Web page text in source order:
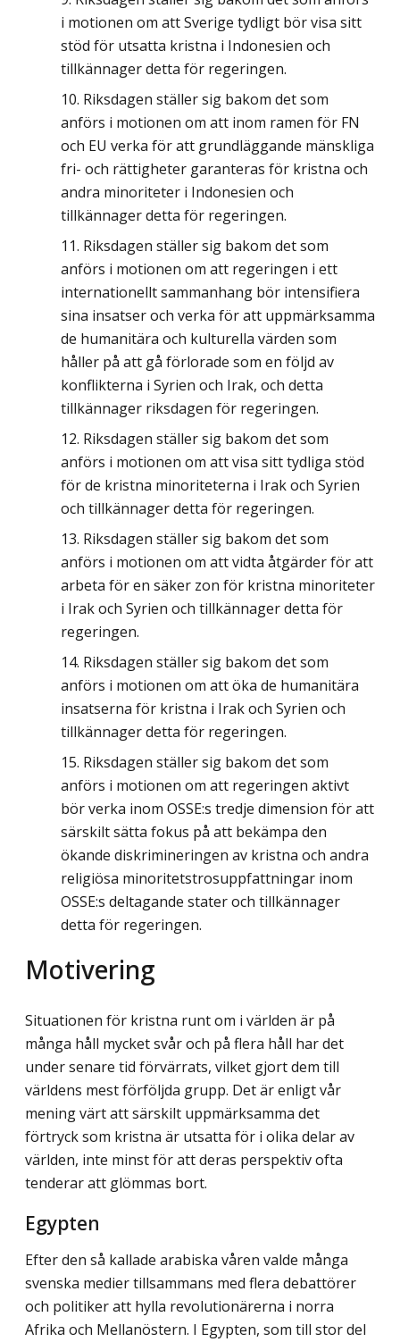
i motionen om att Sverige tydligt bör visa sitt
stöd för utsatta kristna i Indonesien och
tillkännager detta för regeringen.
Riksdagen ställer sig bakom det som
anförs i motionen om att inom ramen för FN
och EU verka för att grundläggande mänskliga
fri- och rättigheter garanteras för kristna och
andra minoriteter i Indonesien och
tillkännager detta för regeringen.
Riksdagen ställer sig bakom det som
anförs i motionen om att regeringen i ett
internationellt sammanhang bör intensifiera
sina insatser och verka för att uppmärksamma
de humanitära och kulturella värden som
håller på att gå förlorade som en följd av
konflikterna i Syrien och Irak, och detta
tillkännager riksdagen för regeringen.
Riksdagen ställer sig bakom det som
anförs i motionen om att visa sitt tydliga stöd
för de kristna minoriteterna i Irak och Syrien
och tillkännager detta för regeringen.
Riksdagen ställer sig bakom det som
anförs i motionen om att vidta åtgärder för att
arbeta för en säker zon för kristna minoriteter
i Irak och Syrien och tillkännager detta för
regeringen.
Riksdagen ställer sig bakom det som
anförs i motionen om att öka de humanitära
insatserna för kristna i Irak och Syrien och
tillkännager detta för regeringen.
Riksdagen ställer sig bakom det som
anförs i motionen om att regeringen aktivt
bör verka inom OSSE:s tredje dimension för att
särskilt sätta fokus på att bekämpa den
ökande diskrimineringen av kristna och andra
religiösa minoritetstrosuppfattningar inom
OSSE:s deltagande stater och tillkännager
detta för regeringen.
Motivering
Situationen för kristna runt om i världen är på
många håll mycket svår och på flera håll har det
under senare tid förvärrats, vilket gjort dem till
världens mest förföljda grupp. Det är enligt vår
mening värt att särskilt uppmärksamma det
förtryck som kristna är utsatta för i olika delar av
världen, inte minst för att deras perspektiv ofta
tenderar att glömmas bort.
Egypten
Efter den så kallade arabiska våren valde många
svenska medier tillsammans med flera debattörer
och politiker att hylla revolutionärerna i norra
Afrika och Mellanöstern. I Egypten, som till stor del